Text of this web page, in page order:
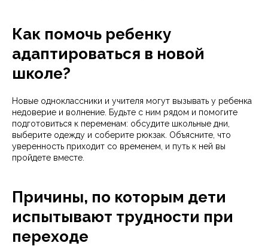
Как помочь ребенку
адаптироваться в новой
школе?
Новые одноклассники и учителя могут вызывать у ребенка
недоверие и волнение. Будьте с ним рядом и помогите
подготовиться к переменам: обсудите школьные дни,
выберите одежду и соберите рюкзак. Объясните, что
уверенность приходит со временем, и путь к ней вы
пройдете вместе.
Причины, по которым дети
испытывают трудности при
переходе